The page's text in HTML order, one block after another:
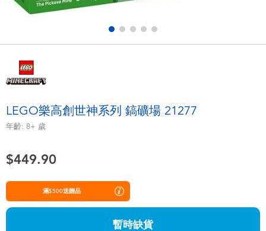
毛毛公仔玩具
夏日用品
嬰兒及學前玩具
LEGO樂高創世神系列 鎬礦場 21277
年齡: 8+ 歲
$449.90
滿$500送贈品
暫時缺貨